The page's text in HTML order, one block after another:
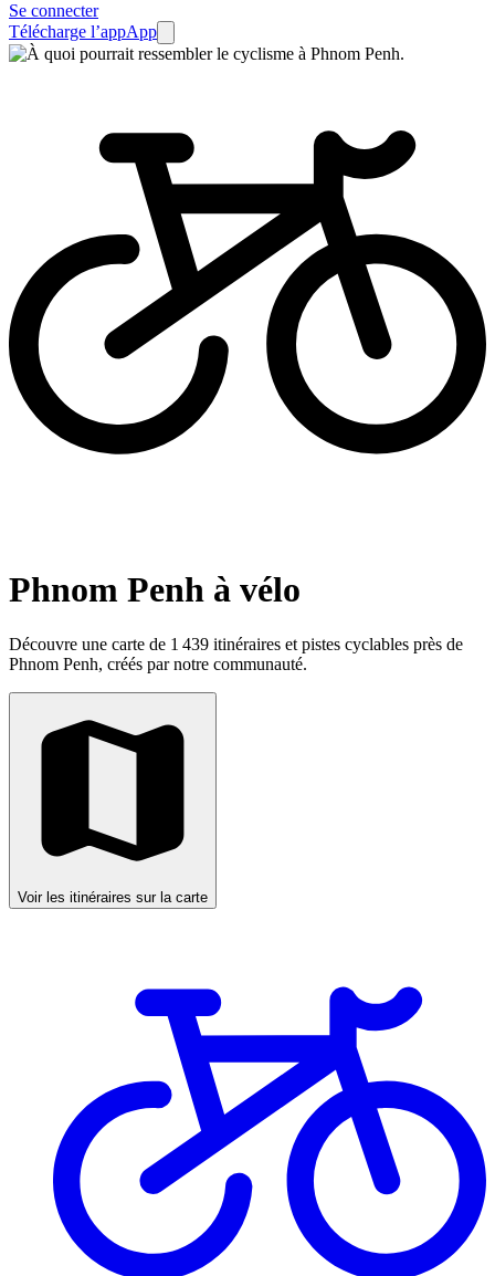
Se connecter
Télécharge l’appApp
Phnom Penh à vélo
Découvre une carte de 1 439 itinéraires et pistes cyclables près de
Phnom Penh, créés par notre communauté.
Voir les itinéraires sur la carte